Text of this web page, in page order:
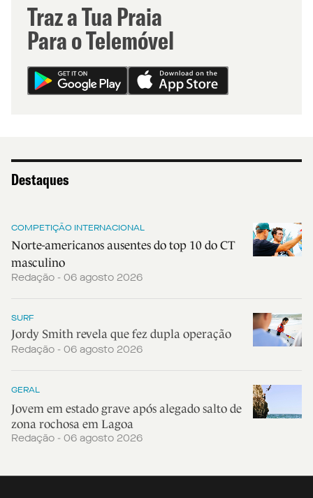
Traz a Tua Praia
Para o Telemóvel
Destaques
COMPETIÇÃO INTERNACIONAL
Norte-americanos ausentes do top 10 do CT
masculino
Redação - 06 agosto 2026
SURF
Jordy Smith revela que fez dupla operação
Redação - 06 agosto 2026
GERAL
Jovem em estado grave após alegado salto de
zona rochosa em Lagoa
Redação - 06 agosto 2026